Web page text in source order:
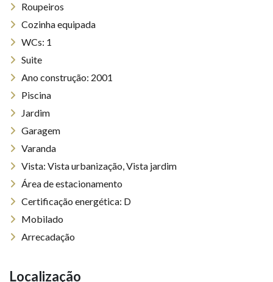
Roupeiros
Cozinha equipada
WCs: 1
Suite
Ano construção: 2001
Piscina
Jardim
Garagem
Varanda
Vista: Vista urbanização, Vista jardim
Área de estacionamento
Certificação energética: D
Mobilado
Arrecadação
Localização